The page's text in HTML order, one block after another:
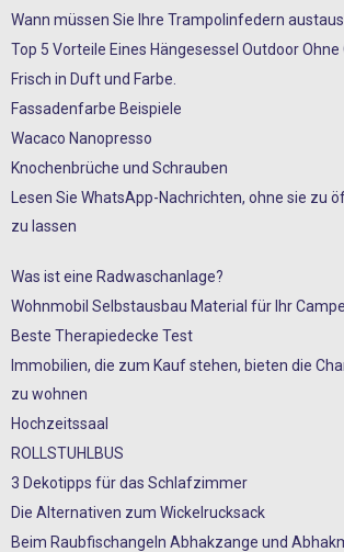
Wann müssen Sie Ihre Trampolinfedern
Top 5 Vorteile Eines Hängesessel Outdoor Ohne
Frisch in Duft und Farbe.
Fassadenfarbe Beispiele
Wacaco Nanopresso
Knochenbrüche und Schrauben
Lesen Sie WhatsApp-Nachrichten, ohne sie zu
zu lassen
Was ist eine Radwaschanlage?
Wohnmobil Selbstausbau Material für Ihr
Beste Therapiedecke Test
Immobilien, die zum Kauf stehen, bieten die
zu wohnen
Hochzeitssaal
ROLLSTUHLBUS
3 Dekotipps für das Schlafzimmer
Die Alternativen zum Wickelrucksack
Beim Raubfischangeln Abhakzange und